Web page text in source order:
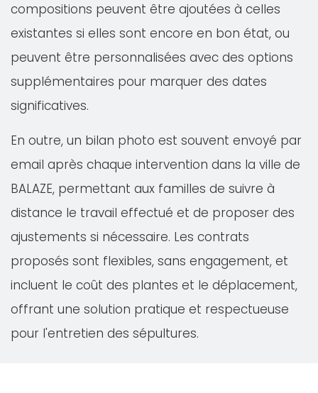
compositions peuvent être ajoutées à celles
existantes si elles sont encore en bon état, ou
peuvent être personnalisées avec des options
supplémentaires pour marquer des dates
significatives.
En outre, un bilan photo est souvent envoyé par
email après chaque intervention dans la ville de
BALAZE, permettant aux familles de suivre à
distance le travail effectué et de proposer des
ajustements si nécessaire. Les contrats
proposés sont flexibles, sans engagement, et
incluent le coût des plantes et le déplacement,
offrant une solution pratique et respectueuse
pour l'entretien des sépultures.